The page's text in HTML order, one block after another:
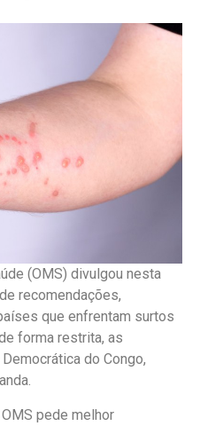
(OMS) divulgou nesta
recomendações,
que enfrentam surtos
forma restrita, as
do Congo,
pede melhor